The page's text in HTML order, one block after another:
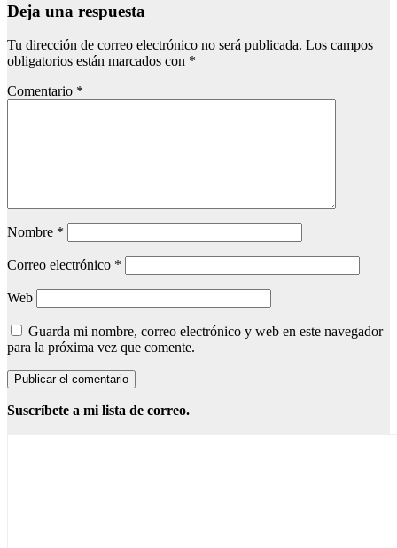
Deja una respuesta
Tu dirección de correo electrónico no será publicada. Los campos
obligatorios están marcados con *
Comentario *
Nombre *
Correo electrónico *
Web
Guarda mi nombre, correo electrónico y web en este navegador
para la próxima vez que comente.
Suscríbete a mi lista de correo.